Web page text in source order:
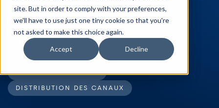
site. But in order to comply with your preferences,
we'll have to use just one tiny cookie so that you're
not asked to make this choice again.
Accept Decline
encore !
TOUS LES ARTICLES
GESTION DE LA PROPRIÉTÉ
MISES À JOUR DU PRODUIT
CONSEILS D'EXPERTS
DISTRIBUTION DES CANAUX